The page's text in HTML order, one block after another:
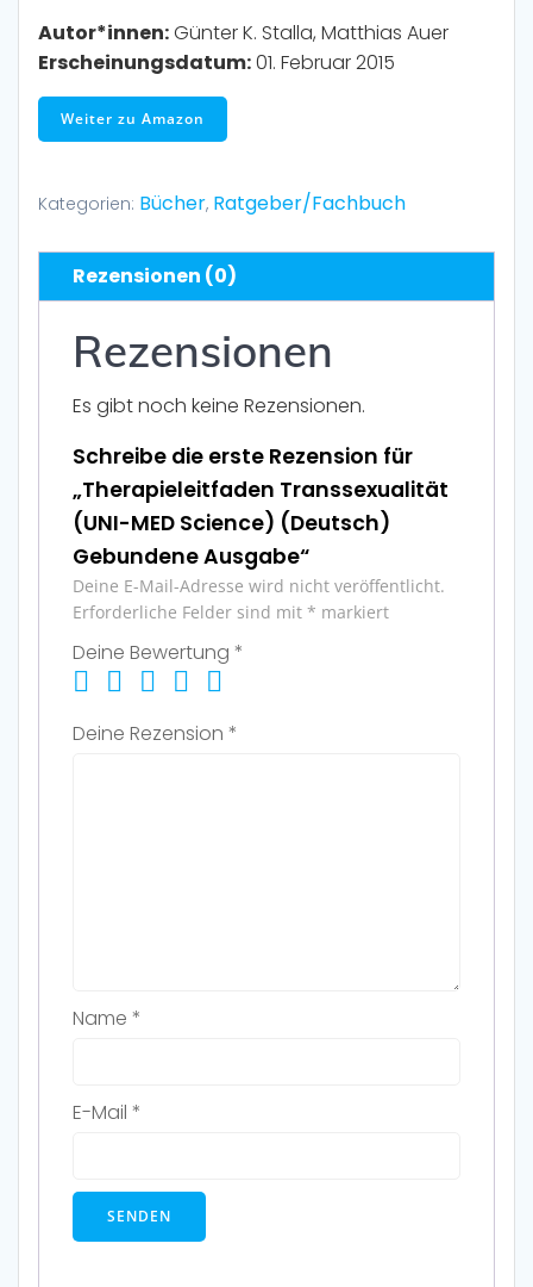
Autor*innen:Günter K. Stalla, Matthias Auer
Erscheinungsdatum:01. Februar 2015
Weiter zu Amazon
Kategorien: Bücher, Ratgeber/Fachbuch
Rezensionen (0)
Rezensionen
Es gibt noch keine Rezensionen.
Schreibe die erste Rezension für
„Therapieleitfaden Transsexualität
(UNI-MED Science) (Deutsch)
Gebundene Ausgabe“
Deine E-Mail-Adresse wird nicht veröffentlicht.
Erforderliche Felder sind mit * markiert
Deine Bewertung *
Deine Rezension *
Name *
E-Mail *